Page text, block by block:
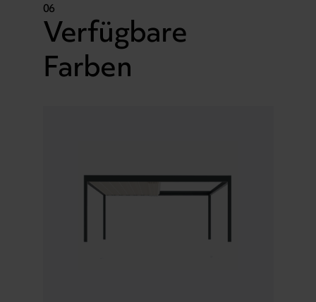
06
Verfügbare
Farben